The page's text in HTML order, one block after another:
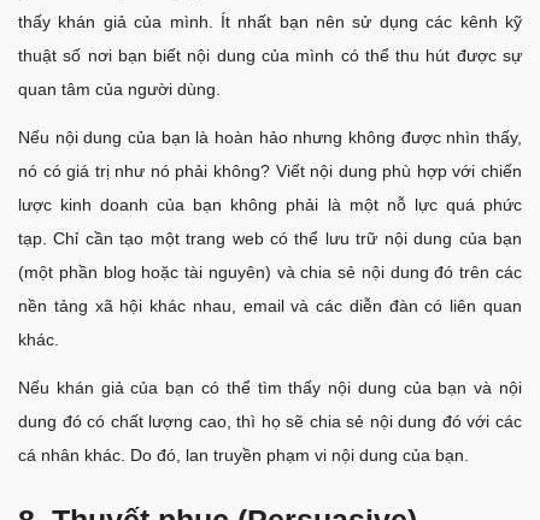
thấy khán giả của mình. Ít nhất bạn nên sử dụng các kênh kỹ
thuật số nơi bạn biết nội dung của mình có thể thu hút được sự
quan tâm của người dùng.
Nếu nội dung của bạn là hoàn hảo nhưng không được nhìn thấy,
nó có giá trị như nó phải không? Viết nội dung phù hợp với chiến
lược kinh doanh của bạn không phải là một nỗ lực quá phức
tạp. Chỉ cần tạo một trang web có thể lưu trữ nội dung của bạn
(một phần blog hoặc tài nguyên) và chia sẻ nội dung đó trên các
nền tảng xã hội khác nhau, email và các diễn đàn có liên quan
khác.
Nếu khán giả của bạn có thể tìm thấy nội dung của bạn và nội
dung đó có chất lượng cao, thì họ sẽ chia sẻ nội dung đó với các
cá nhân khác. Do đó, lan truyền phạm vi nội dung của bạn.